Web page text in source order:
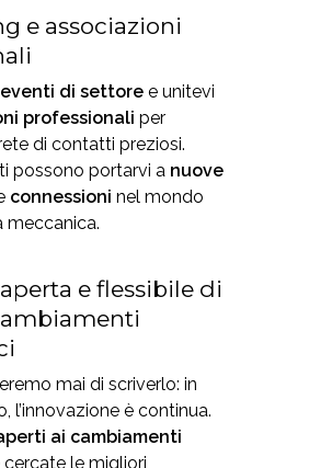
e associazioni
eventi di settore e unitevi
professionali per
di contatti preziosi.
possono portarvi a nuove
connessioninel mondo
meccanica.
e flessibile di
mai di scriverlo: in
l’innovazione è continua.
ai cambiamenti
cercate le migliori